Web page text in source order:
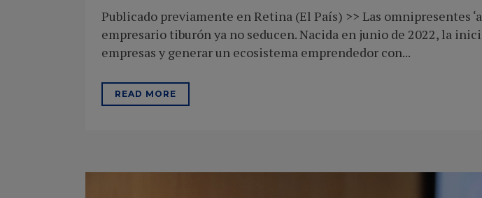
Publicado previamente en Retina (El País) >> Las omnipresentes
empresario tiburón ya no seducen. Nacida en junio de 2022, la
empresas y generar un ecosistema emprendedor con...
READ MORE